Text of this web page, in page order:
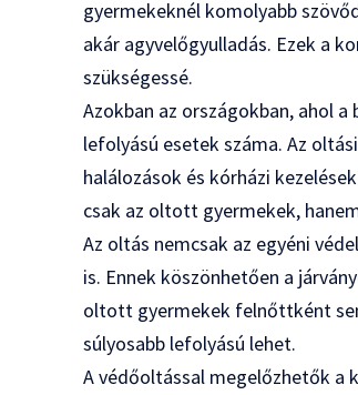
gyermekeknél komolyabb
akár agyvelőgyulladás. Ezek a
szükségessé.
Azokban az országokban, ahol
lefolyású esetek száma. Az
halálozások és kórházi
csak az oltott gyermekek,
Az oltás nemcsak az egyéni
is. Ennek köszönhetően a
oltott gyermekek felnőttként
súlyosabb lefolyású lehet.
A védőoltással megelőzhetők a